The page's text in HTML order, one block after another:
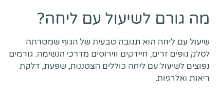
מה גורם לשיעול עם ליחה?
שיעול עם ליחה הוא תגובה טבעית של הגוף שמטרתה
לסלק גופים זרים, חיידקים ווירוסים מדרכי הנשימה. גורמים
נפוצים לשיעול עם ליחה כוללים הצטננות, שפעת, דלקת
ריאות ואלרגיות.